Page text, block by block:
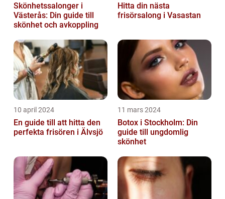
Skönhetssalonger i
Västerås: Din guide till
skönhet och avkoppling
Hitta din nästa
frisörsalong i Vasastan
10 april 2024
En guide till att hitta den
perfekta frisören i Älvsjö
11 mars 2024
Botox i Stockholm: Din
guide till ungdomlig
skönhet